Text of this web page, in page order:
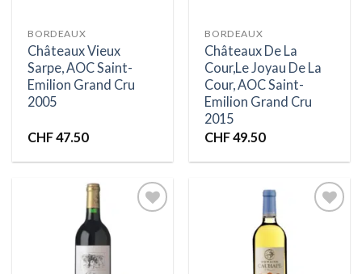
BORDEAUX
Châteaux Vieux
Sarpe, AOC Saint-
Emilion Grand Cru
2005
CHF47.50
BORDEAUX
Châteaux De La
Cour,Le Joyau De La
Cour, AOC Saint-
Emilion Grand Cru
2015
CHF49.50